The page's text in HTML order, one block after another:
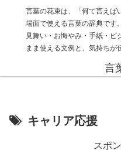
言葉の花束は、「何て言えば
場面で使える言葉の辞典です
見舞い・お悔やみ・手紙・
まま使える文例と、気持ちが
言
キャリア応援
スポ